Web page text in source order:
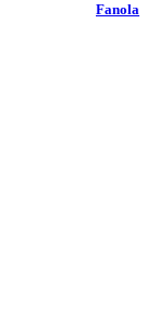
Fanola